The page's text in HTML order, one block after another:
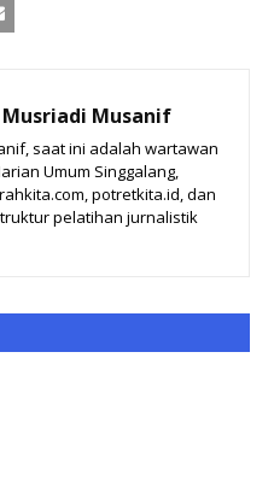
Musriadi Musanif
saat ini adalah wartawan
Umum Singgalang,
potretkita.id, dan
pelatihan jurnalistik